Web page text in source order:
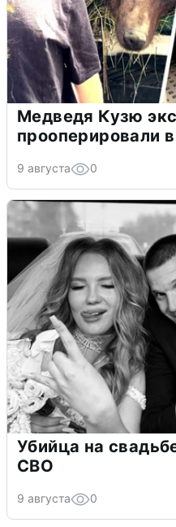
Медведя Кузю
прооперировали
9 августа 0
Убийца на
СВО
9 августа 0